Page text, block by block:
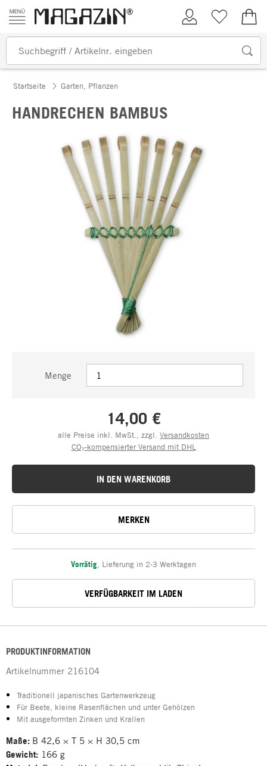
Zum Inhalt springen
Kundenkonto
Merkliste
Startseite Garten, Pflanzen
HANDRECHEN BAMBUS
Menge
14,00 €
alle Preise inkl. MwSt., zzgl. Versandkosten
CO₂-kompensierter Versand mit DHL
IN DEN WARENKORB
MERKEN
Vorrätig Lieferung in 2-3 Werktagen
VERFÜGBARKEIT IM LADEN
PRODUKTINFORMATION
Artikelnummer 216104
Traditionell japanisches Gartenwerkzeug
Für Beete, kleine Rasenflächen und unter Gehölzen
Mit ausgeformten Zinken und Krallen
Maße: B 42,6 × T 5 × H 30,5 cm
Gewicht: 166 g